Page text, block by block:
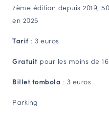
PORTAIL CULTURE
Comité d'Histoire Régionale
Amateurs d’histoire et de
Responsables de structures
7ème édition depuis 2019,
en 2025
Tarif : 3 euros
Gratuit pour les moins de
Billet tombola : 3 euros
Parking